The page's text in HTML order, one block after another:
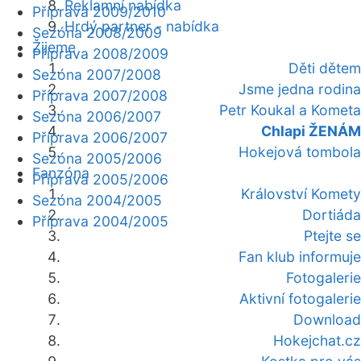
Reklamní nabídka
Hrdý partner - nabídka
Žijeme
Děti dětem
Jsme jedna rodina
Petr Koukal a Kometa
Chlapi ŽENÁM
Hokejová tombola
Fanzóna
Království Komety
Dortiáda
Ptejte se
Fan klub informuje
Fotogalerie
Aktivní fotogalerie
Download
Hokejchat.cz
Příprava 2009/2010
Sezóna 2008/2009
Příprava 2008/2009
Sezóna 2007/2008
Příprava 2007/2008
Sezóna 2006/2007
Příprava 2006/2007
Sezóna 2005/2006
Příprava 2005/2006
Sezóna 2004/2005
Příprava 2004/2005